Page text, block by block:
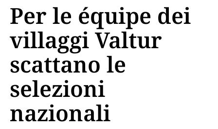
Per le équipe dei
villaggi Valtur
scattano le
selezioni
nazionali